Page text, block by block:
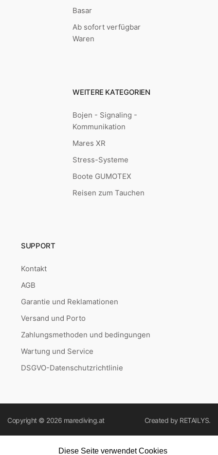
Basar
Ab sofort verfügbar
Waren
WEITERE KATEGORIEN
Bojen - Signaling -
Kommunikation
Mares XR
Stress-Systeme
Boote GUMOTEX
Reisen zum Tauchen
SUPPORT
Kontakt
AGB
Garantie und Reklamationen
Versand und Porto
Zahlungsmethoden und bedingungen
Wartung und Service
DSGVO-Datenschutzrichtlinie
Copyright © 2026 marediving.at Created by RETAILYS.
Diese Seite verwendet Cookies